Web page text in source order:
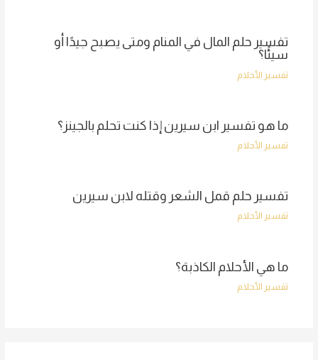
تفسير حلم المال في المنام ومتى يصبح جيدًا أو
سيئًا؟
تفسير الأحلام
ما هو تفسير ابن سيرين إذا كنت تحلم بالجينز؟
تفسير الأحلام
تفسير حلم قمل الشعر وقتله لابن سيرين
تفسير الأحلام
ما هي الأحلام الكاذبة؟
تفسير الأحلام